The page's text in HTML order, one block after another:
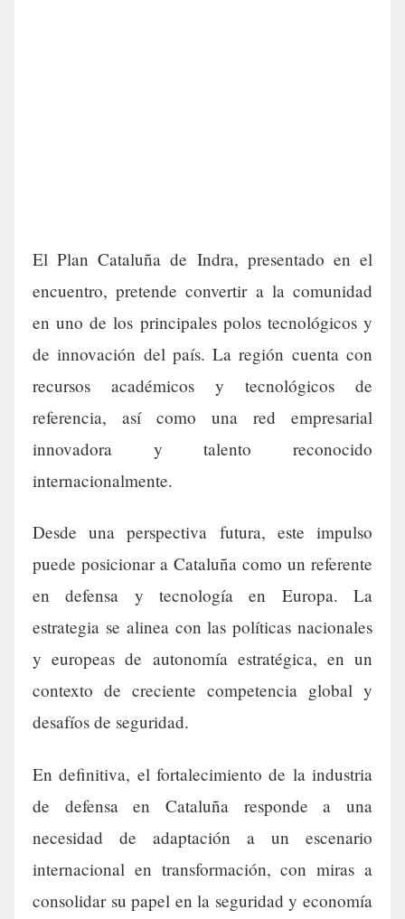
El Plan Cataluña de Indra, presentado en el
encuentro, pretende convertir a la comunidad
en uno de los principales polos tecnológicos y
de innovación del país. La región cuenta con
recursos académicos y tecnológicos de
referencia, así como una red empresarial
innovadora y talento reconocido
internacionalmente.
Desde una perspectiva futura, este impulso
puede posicionar a Cataluña como un referente
en defensa y tecnología en Europa. La
estrategia se alinea con las políticas nacionales
y europeas de autonomía estratégica, en un
contexto de creciente competencia global y
desafíos de seguridad.
En definitiva, el fortalecimiento de la industria
de defensa en Cataluña responde a una
necesidad de adaptación a un escenario
internacional en transformación, con miras a
consolidar su papel en la seguridad y economía